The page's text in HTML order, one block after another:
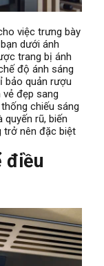
việc trưng bày
dưới ánh
trang bị ánh
độ ánh sáng
bảo quản rượu
đẹp sang
chiếu sáng
rũ, biến
trở nên đặc biệt
điều